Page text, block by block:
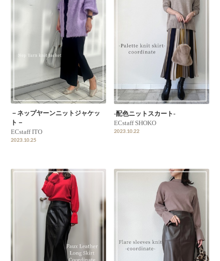
－ネップヤーンニットジャケッ
ト－
ECstaff ITO
2023.10.25
-配色ニットスカート-
ECstaff SHOKO
2023.10.22